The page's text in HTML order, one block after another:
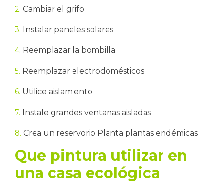
2. Cambiar el grifo
3. Instalar paneles solares
4. Reemplazar la bombilla
5. Reemplazar electrodomésticos
6. Utilice aislamiento
7. Instale grandes ventanas aisladas
8. Crea un reservorio Planta plantas endémicas
Que pintura utilizar en
una casa ecológica